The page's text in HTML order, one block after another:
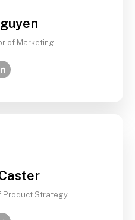
of Marketing
Product Strategy